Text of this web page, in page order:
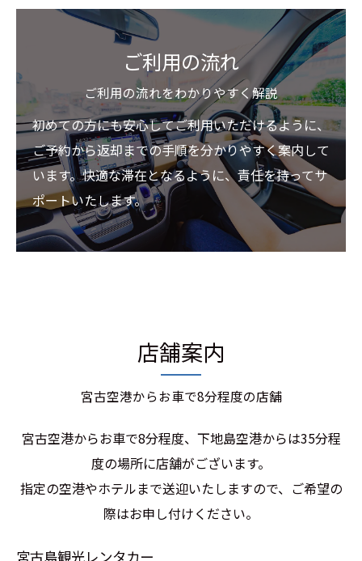
ご利用の流れ
ご利用の流れをわかりやすく解説
初めての方にも安心してご利用いただけるように、
ご予約から返却までの手順を分かりやすく案内して
います。快適な滞在となるように、責任を持ってサ
ポートいたします。
宮古空港からお車で8分程度の店舗
店舗案内
宮古空港からお車で8分程度、下地島空港からは35分程
度の場所に店舗がございます。
指定の空港やホテルまで送迎いたしますので、ご希望の
際はお申し付けください。
宮古島観光レンタカー